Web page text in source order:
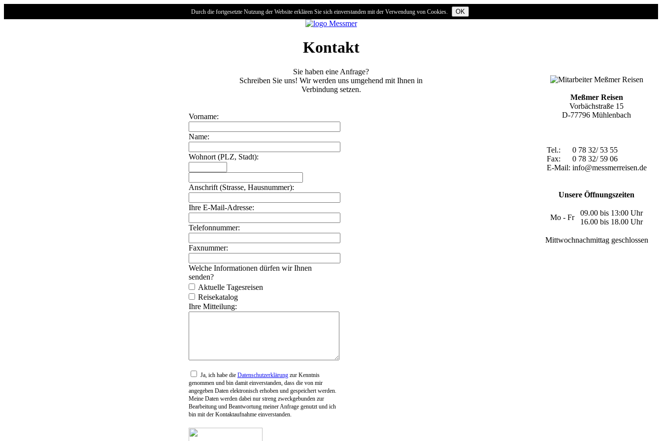
Durch die fortgesetzte Nutzung der Website erklären Sie sich einverstanden mit der Verwendung von Cookies. OK
Kontakt
Meßmer Reisen
Vorbächstraße 15
D-77796 Mühlenbach
Tel.:
Fax:
E-Mail:
0 78 32/ 53 55
0 78 32/ 59 06
info@messmerreisen.de
Unsere Öffnungszeiten
Mo - Fr
09.00 bis 13:00 Uhr
16.00 bis 18.00 Uhr
Mittwochnachmittag geschlossen
Sie haben eine Anfrage?
Schreiben Sie uns! Wir werden uns umgehend mit Ihnen in
Verbindung setzen.
Vorname:
Name:
Wohnort (PLZ, Stadt):
Anschrift (Strasse, Hausnummer):
Ihre E-Mail-Adresse:
Telefonnummer:
Faxnummer:
Welche Informationen dürfen wir Ihnen
senden?
Aktuelle Tagesreisen
Reisekatalog
Ihre Mitteilung:
Ja, ich habe die Datenschutzerklärung zur Kenntnis
genommen und bin damit einverstanden, dass die von mir
angegeben Daten elektronisch erhoben und gespeichert werden.
Meine Daten werden dabei nur streng zweckgebunden zur
Bearbeitung und Beantwortung meiner Anfrage genutzt und ich
bin mit der Kontaktaufnahme einverstanden.